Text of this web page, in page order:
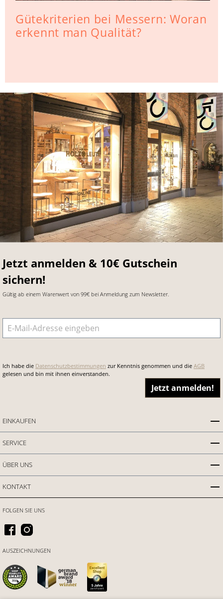
Gütekriterien bei Messern: Woran
erkennt man Qualität?
Jetzt anmelden & 10€ Gutschein
sichern!
Gültig ab einem Warenwert von 99€ bei Anmeldung zum Newsletter.
E-Mail-Adresse
Ich habe die Datenschutzbestimmungen zur Kenntnis genommen und die AGB
gelesen und bin mit ihnen einverstanden.
Jetzt anmelden!
EINKAUFEN
SERVICE
ÜBER UNS
KONTAKT
FOLGEN SIE UNS
AUSZEICHNUNGEN